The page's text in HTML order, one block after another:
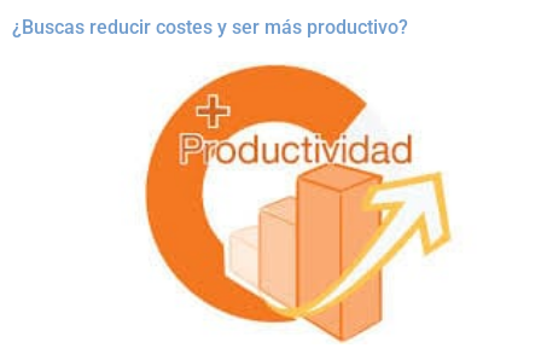
¿Buscas reducir costes y ser más productivo?